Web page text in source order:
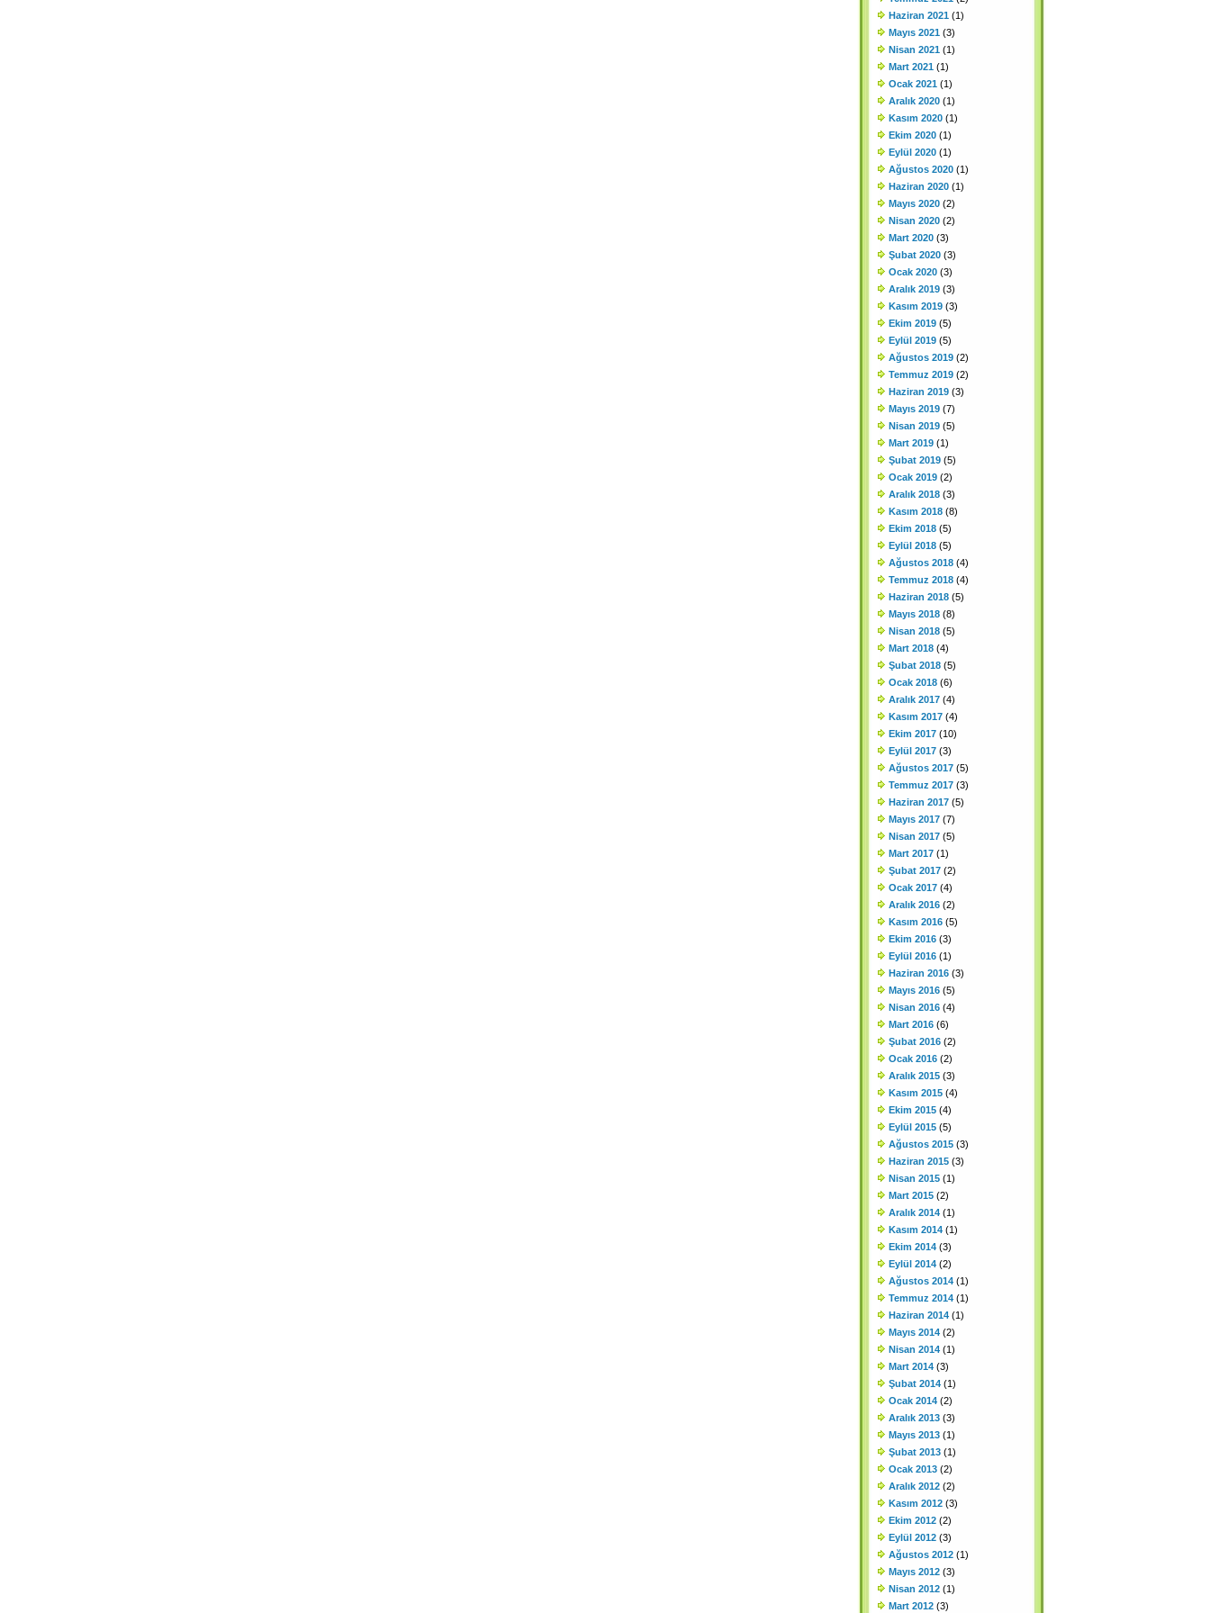
Haziran 2021 (1)
Mayıs 2021 (3)
Nisan 2021 (1)
Mart 2021 (1)
Ocak 2021 (1)
Aralık 2020 (1)
Kasım 2020 (1)
Ekim 2020 (1)
Eylül 2020 (1)
Ağustos 2020 (1)
Haziran 2020 (1)
Mayıs 2020 (2)
Nisan 2020 (2)
Mart 2020 (3)
Şubat 2020 (3)
Ocak 2020 (3)
Aralık 2019 (3)
Kasım 2019 (3)
Ekim 2019 (5)
Eylül 2019 (5)
Ağustos 2019 (2)
Temmuz 2019 (2)
Haziran 2019 (3)
Mayıs 2019 (7)
Nisan 2019 (5)
Mart 2019 (1)
Şubat 2019 (5)
Ocak 2019 (2)
Aralık 2018 (3)
Kasım 2018 (8)
Ekim 2018 (5)
Eylül 2018 (5)
Ağustos 2018 (4)
Temmuz 2018 (4)
Haziran 2018 (5)
Mayıs 2018 (8)
Nisan 2018 (5)
Mart 2018 (4)
Şubat 2018 (5)
Ocak 2018 (6)
Aralık 2017 (4)
Kasım 2017 (4)
Ekim 2017 (10)
Eylül 2017 (3)
Ağustos 2017 (5)
Temmuz 2017 (3)
Haziran 2017 (5)
Mayıs 2017 (7)
Nisan 2017 (5)
Mart 2017 (1)
Şubat 2017 (2)
Ocak 2017 (4)
Aralık 2016 (2)
Kasım 2016 (5)
Ekim 2016 (3)
Eylül 2016 (1)
Haziran 2016 (3)
Mayıs 2016 (5)
Nisan 2016 (4)
Mart 2016 (6)
Şubat 2016 (2)
Ocak 2016 (2)
Aralık 2015 (3)
Kasım 2015 (4)
Ekim 2015 (4)
Eylül 2015 (5)
Ağustos 2015 (3)
Haziran 2015 (3)
Nisan 2015 (1)
Mart 2015 (2)
Aralık 2014 (1)
Kasım 2014 (1)
Ekim 2014 (3)
Eylül 2014 (2)
Ağustos 2014 (1)
Temmuz 2014 (1)
Haziran 2014 (1)
Mayıs 2014 (2)
Nisan 2014 (1)
Mart 2014 (3)
Şubat 2014 (1)
Ocak 2014 (2)
Aralık 2013 (3)
Mayıs 2013 (1)
Şubat 2013 (1)
Ocak 2013 (2)
Aralık 2012 (2)
Kasım 2012 (3)
Ekim 2012 (2)
Eylül 2012 (3)
Ağustos 2012 (1)
Mayıs 2012 (3)
Nisan 2012 (1)
Mart 2012 (3)